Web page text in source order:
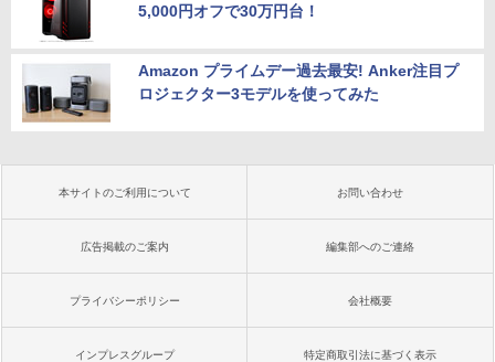
5,000円オフで30万円台！
Amazon プライムデー過去最安! Anker注目プ
ロジェクター3モデルを使ってみた
本サイトのご利用について お問い合わせ
広告掲載のご案内 編集部へのご連絡
プライバシーポリシー 会社概要
インプレスグループ 特定商取引法に基づく表示